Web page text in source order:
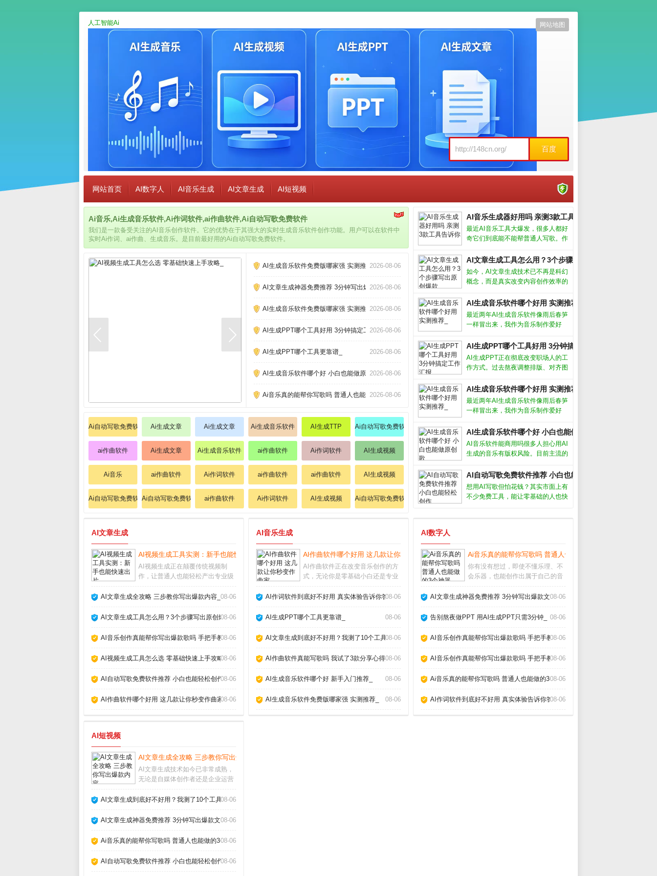
人工智能Ai
百度
网站地图
网站首页 AI数字人 AI音乐生成 AI文章生成 AI短视频
Ai音乐,Ai生成音乐软件,Ai作词软件,ai作曲软件,Ai自动写歌免费软件
我们是一款备受关注的AI音乐创作软件。它的优势在于其强大的实时生成音乐软件创作功能。用户可以在软件中
实时Ai作词、ai作曲、生成音乐。是目前最好用的Ai自动写歌免费软件。
AI生成音乐软件免费版哪家强 实测推荐_2026-08-06
AI文章生成神器免费推荐 3分钟写出爆款文章_
2026-08-06
AI生成音乐软件免费版哪家强 实测推荐_2026-08-06
AI生成PPT哪个工具好用 3分钟搞定工作汇报_
2026-08-06
AI生成PPT哪个工具更靠谱_ 2026-08-06
AI生成音乐软件哪个好 小白也能做原创歌_2026-08-06
Ai音乐真的能帮你写歌吗 普通人也能做的3个神器_
2026-08-06
Ai自动写歌免费软件 Ai生成文章 Ai生成文章 Ai生成音乐软件 AI生成TTP Ai自动写歌免费软件
ai作曲软件 Ai生成文章 Ai生成音乐软件 ai作曲软件 Ai作词软件 AI生成视频
Ai音乐 ai作曲软件 Ai作词软件 ai作曲软件 ai作曲软件 AI生成视频
Ai自动写歌免费软件Ai自动写歌免费软件 ai作曲软件 Ai作词软件 AI生成视频 Ai自动写歌免费软件
AI音乐生成器好用吗 亲测3款工具告诉你_
最近AI音乐工具大爆发，很多人都好
奇它们到底能不能帮普通人写歌。作
者，我发现现在的AI音乐生成器已经
能产出相当完整的伴奏和人声，但离
完美还有距离。下面分享我的实测经
AI文章生成工具怎么用？3个步骤写出原创爆款_
如今，AI文章生成技术已不再是科幻
概念，而是真实改变内容创作效率的
来越多人开始借助AI写稿、润色、甚
至批量生产内容。但很多人仍困惑：
AI写出来的文章会不会太机械？如何
AI生成音乐软件哪个好用 实测推荐_
最近两年AI生成音乐软件像雨后春笋
一样冒出来，我作为音乐制作爱好
遍。说实话，从最初的简单旋律生
成，到现在能产出接近专业编曲的完
整作品，进步速度让人惊叹。今天就
AI生成PPT哪个工具好用 3分钟搞定工作汇报_
AI生成PPT正在彻底改变职场人的工
作方式。过去熬夜调整排版、对齐图
就能完成。从实际体验来看，这类工
具并非简单套模板，而是根据文字内
容自动生成逻辑清晰、设计专业的幻
AI生成音乐软件哪个好用 实测推荐_
最近两年AI生成音乐软件像雨后春笋
一样冒出来，我作为音乐制作爱好
遍。说实话，从最初的简单旋律生
成，到现在能产出接近专业编曲的完
整作品，进步速度让人惊叹。今天就
AI生成音乐软件哪个好 小白也能做原创歌_
AI音乐软件能商用吗很多人担心用AI
生成的音乐有版权风险。目前主流的
Udio，都允许付费用户将生成的音乐
用于商业用途，但免费版通常只能个
人使用。不同平台的具体条款差异很
AI自动写歌免费软件推荐 小白也能轻松创作_
想用AI写歌但怕花钱？其实市面上有
不少免费工具，能让零基础的人也快
AI文章生成
AI视频生成工具实测：新手也能快速出片_
AI视频生成正在颠覆传统视频制
作，让普通人也能轻松产出专业级
特效、配音，如今只需输入文字描
文结合近期热门工具实测，帮你避
AI文章生成全攻略 三步教你写出爆款内容_ 08-06
AI文章生成工具怎么用？3个步骤写出原创爆款_
08-06
AI音乐创作真能帮你写出爆款歌吗 手把手教你玩转AI作歌_
08-06
AI视频生成工具怎么选 零基础快速上手攻略_08-06
AI自动写歌免费软件推荐 小白也能轻松创作_08-06
AI作曲软件哪个好用 这几款让你秒变作曲家_08-06
AI音乐生成
AI作曲软件哪个好用 这几款让你秒变作曲家_
AI作曲软件正在改变音乐创作的方
式，无论你是零基础小白还是专业
律、和弦甚至完整编曲。我作为音
分享最实用的经验和推荐。AI作曲
AI作词软件到底好不好用 真实体验告诉你答案_
08-06
AI生成PPT哪个工具更靠谱_ 08-06
AI文章生成到底好不好用？我测了10个工具告诉你真相_
08-06
AI作曲软件真能写歌吗 我试了3款分享心得_08-06
AI生成音乐软件哪个好 新手入门推荐_ 08-06
AI生成音乐软件免费版哪家强 实测推荐_ 08-06
AI数字人
Ai音乐真的能帮你写歌吗 普通人也能做的3个神器_
你有没有想过，即使不懂乐理、不
会乐器，也能创作出属于自己的音
切变成现实。从自动生成旋律到智
乐正在降低创作门槛，让每个人都
AI文章生成神器免费推荐 3分钟写出爆款文章_
08-06
告别熬夜做PPT 用AI生成PPT只需3分钟_ 08-06
AI音乐创作真能帮你写出爆款歌吗 手把手教你玩转AI作歌_
08-06
AI音乐创作真能帮你写出爆款歌吗 手把手教你玩转AI作歌_
08-06
Ai音乐真的能帮你写歌吗 普通人也能做的3个神器_
08-06
AI作词软件到底好不好用 真实体验告诉你答案_
08-06
AI短视频
AI文章生成全攻略 三步教你写出爆款内容_
AI文章生成技术如今已非常成熟，
无论是自媒体创作者还是企业运营
内容。但很多人只停留在“复制粘
正潜力。要想让AI写出符合需求、
AI文章生成到底好不好用？我测了10个工具告诉你真相_
08-06
AI文章生成神器免费推荐 3分钟写出爆款文章_
08-06
Ai音乐真的能帮你写歌吗 普通人也能做的3个神器_
08-06
AI自动写歌免费软件推荐 小白也能轻松创作_08-06